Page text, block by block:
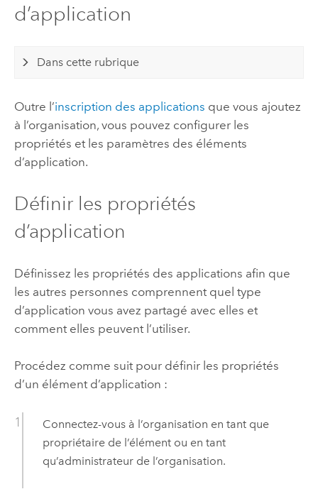
d’application
Dans cette rubrique
Outre l’inscription des applications que vous ajoutez
à l’organisation, vous pouvez configurer les
propriétés et les paramètres des éléments
d’application.
Définir les propriétés
d’application
Définissez les propriétés des applications afin que
les autres personnes comprennent quel type
d’application vous avez partagé avec elles et
comment elles peuvent l’utiliser.
Procédez comme suit pour définir les propriétés
d’un élément d’application :
Connectez-vous à l’organisation en tant que
propriétaire de l’élément ou en tant
qu’administrateur de l’organisation.